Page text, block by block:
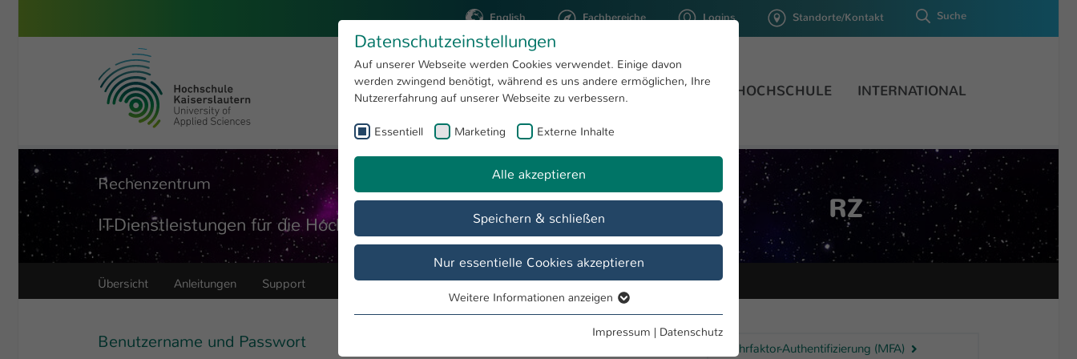
English Fachbereiche Logins Standorte/Kontakt Suche
Hochschule Kaiserslautern
STUDIUM FORSCHUNG HOCHSCHULE INTERNATIONAL
Sie sind hier:
Hochschule Dienste Passwort
Rechenzentrum
IT-Dienstleistungen für die Hochschule Kaiserslautern RZ
Übersicht Anleitungen Support
Benutzername und Passwort
Mehrfaktor-Authentifizierung (MFA)
Datenschutzeinstellungen
Auf unserer Webseite werden Cookies verwendet. Einige davon
werden zwingend benötigt, während es uns andere ermöglichen, Ihre
Nutzererfahrung auf unserer Webseite zu verbessern.
Essentiell Marketing Externe Inhalte
Alle akzeptieren
Speichern & schließen
Nur essentielle Cookies akzeptieren
Essentielle Cookies werden für grundlegende Funktionen der
Weitere Informationen anzeigen
Impressum | Datenschutz